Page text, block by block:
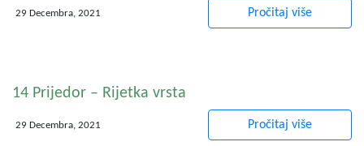
29 Decembra, 2021 Pročitaj više
14 Prijedor – Rijetka vrsta
29 Decembra, 2021 Pročitaj više